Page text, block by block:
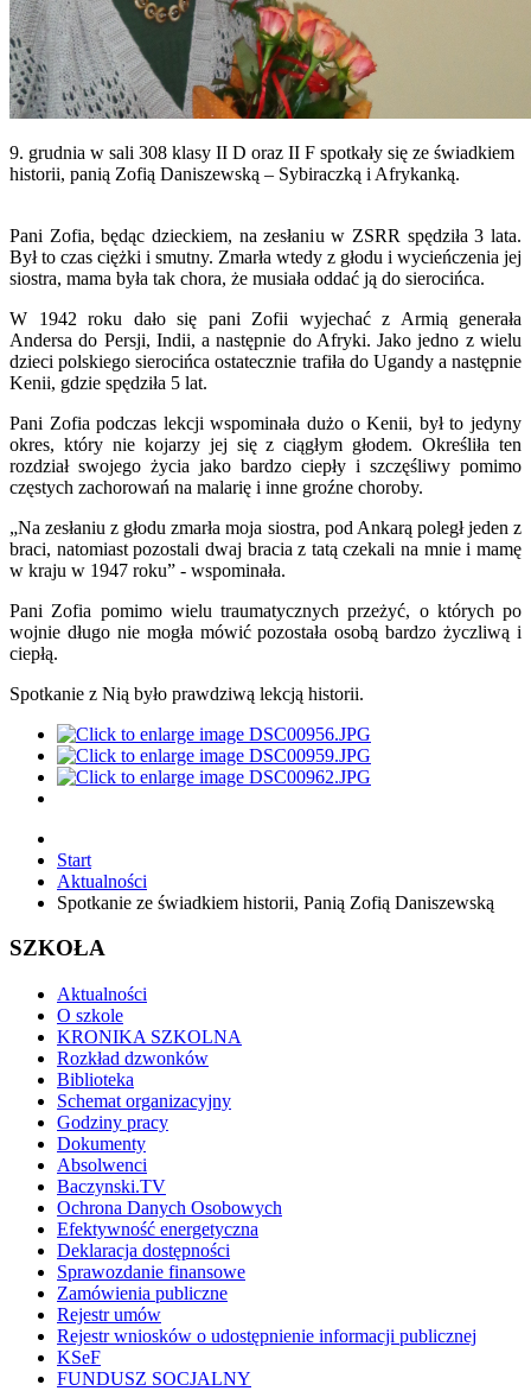
9. grudnia w sali 308 klasy II D oraz II F spotkały się ze świadkiem
historii, panią Zofią Daniszewską – Sybiraczką i Afrykanką.
Pani Zofia, będąc dzieckiem, na zesłaniu w ZSRR spędziła 3 lata.
Był to czas ciężki i smutny. Zmarła wtedy z głodu i wycieńczenia jej
siostra, mama była tak chora, że musiała oddać ją do sierocińca.
W 1942 roku dało się pani Zofii wyjechać z Armią generała
Andersa do Persji, Indii, a następnie do Afryki. Jako jedno z wielu
dzieci polskiego sierocińca ostatecznie trafiła do Ugandy a następnie
Kenii, gdzie spędziła 5 lat.
Pani Zofia podczas lekcji wspominała dużo o Kenii, był to jedyny
okres, który nie kojarzy jej się z ciągłym głodem. Określiła ten
rozdział swojego życia jako bardzo ciepły i szczęśliwy pomimo
częstych zachorowań na malarię i inne groźne choroby.
„Na zesłaniu z głodu zmarła moja siostra, pod Ankarą poległ jeden z
braci, natomiast pozostali dwaj bracia z tatą czekali na mnie i mamę
w kraju w 1947 roku” - wspominała.
Pani Zofia pomimo wielu traumatycznych przeżyć, o których po
wojnie długo nie mogła mówić pozostała osobą bardzo życzliwą i
ciepłą.
Spotkanie z Nią było prawdziwą lekcją historii.
Start
Aktualności
Spotkanie ze świadkiem historii, Panią Zofią Daniszewską
SZKOŁA
Aktualności
O szkole
KRONIKA SZKOLNA
Rozkład dzwonków
Biblioteka
Schemat organizacyjny
Godziny pracy
Dokumenty
Absolwenci
Baczynski.TV
Ochrona Danych Osobowych
Efektywność energetyczna
Deklaracja dostępności
Sprawozdanie finansowe
Zamówienia publiczne
Rejestr umów
Rejestr wniosków o udostępnienie informacji publicznej
KSeF
FUNDUSZ SOCJALNY